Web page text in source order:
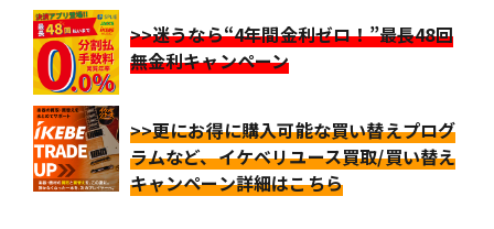
>>迷うなら“4年間金利ゼロ！”最長48回
無金利キャンペーン
>>更にお得に購入可能な買い替えプログ
ラムなど、イケベリユース買取/買い替え
キャンペーン詳細はこちら